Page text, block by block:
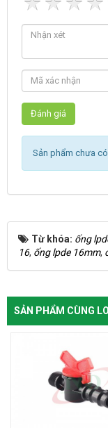
Sản phẩm chưa
Từ khóa: ống
16, ống lpde 16mm,
SẢN PHẨM CÙNG